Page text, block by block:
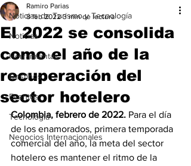
Noticias de Turismo y Tecnología
Noticias
Herramientas
Destinos
Eventos
Tecnología
Negocios Internacionales
El 2022 se consolida
como el año de la
recuperación del
sector hotelero
Ramiro Parias
8 feb 2022 3 min de lectura
Colombia, febrero de 2022. Para el día
de los enamorados, primera temporada
comercial del año, la meta del sector
hotelero es mantener el ritmo de la